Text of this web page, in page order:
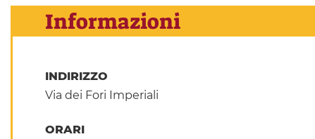
Informazioni
INDIRIZZO
Via dei Fori Imperiali
ORARI